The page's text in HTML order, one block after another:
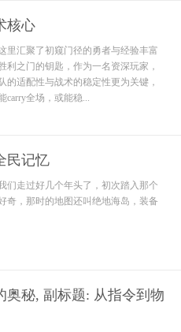
核心
里汇聚了初窥门径的勇者与经验丰富
之门的钥匙，作为一名资深玩家，
适配性与战术的稳定性更为关键，
carry全场，或能稳...
民记忆
们走过好几个年头了，初次踏入那个
奇，那时的地图还叫绝地海岛，装备
奥秘, 副标题: 从指令到物